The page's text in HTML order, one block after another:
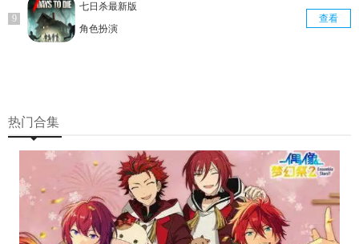
七日杀最新版
角色扮演
查看
热门合集